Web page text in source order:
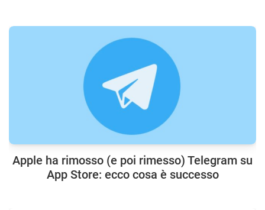
Apple ha rimosso (e poi rimesso) Telegram su
App Store: ecco cosa è successo